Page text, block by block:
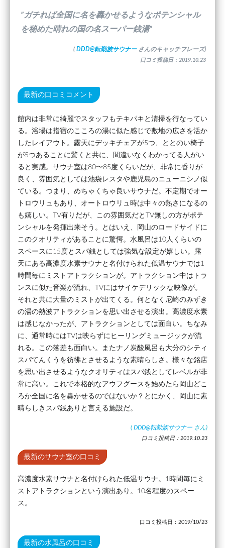
”ガチれば全国に名を轟かせるようなポテンシャル
を秘めた晴れの国の名スーパー銭湯”
( DDD@転勤族サウナー さんのキャッチフレーズ)
口コミ投稿日：2019.10.23
最新の口コミコメント
館内は非常に綺麗でスタッフもテキパキと清掃を行なってい
る。浴場は指宿のこころの湯に似た感じで敷地の広さを活か
したレイアウト。露天にデッキチェアが5つ、ととのい椅子
が5つあることに驚くと共に、間違いなくわかってる人がい
ると実感。サウナ室は80〜85度くらいだが、非常に香りが
良く、雰囲気としては池袋レスタや鹿児島のニューニシノ似
ている。つまり、めちゃくちゃ良いサウナだ。不定期でオー
トロウリュもあり、オートロウリュ時は中々の熱さになるの
も嬉しい。TV有りだが、この雰囲気だとTV無しの方がポテ
ンシャルを発揮出来そう。とはいえ、岡山のロードサイドに
このクオリティがあることに驚愕。水風呂は10人くらいの
スペースに15度とスパ銭としては強気な設定が嬉しい。露
天にある高濃度水素サウナと名付けられた低温サウナでは1
時間毎にミストアトラクションが。アトラクション中はトラ
ンスに似た音楽が流れ、TVにはサイケデリックな映像が。
それと共に大量のミストが出てくる。何となく尼崎のみずき
の湯の熱波アトラクションを思い出させる演出。高濃度水素
は感じなかったが、アトラクションとしては面白い。ちなみ
に、通常時にはTVは映らずにヒーリングミュージックが流
れる。この落差も面白い。またナノ炭酸風呂も大分のシティ
スパてんくうを彷彿とさせるような素晴らしさ。様々な銘店
を思い出させるようなクオリティはスパ銭としてレベルが非
常に高い。これで本格的なアウフグースを始めたら岡山どこ
ろか全国に名を轟かせるのではないか？とにかく、岡山に素
晴らしきスパ銭ありと言える施設だ。
( DDD@転勤族サウナー さん)
口コミ投稿日：2019.10.23
最新のサウナ室の口コミ
高濃度水素サウナと名付けられた低温サウナ。1時間毎にミ
ストアトラクションという演出あり。10名程度のスペー
ス。
口コミ投稿日：2019/10/23
最新の水風呂の口コミ